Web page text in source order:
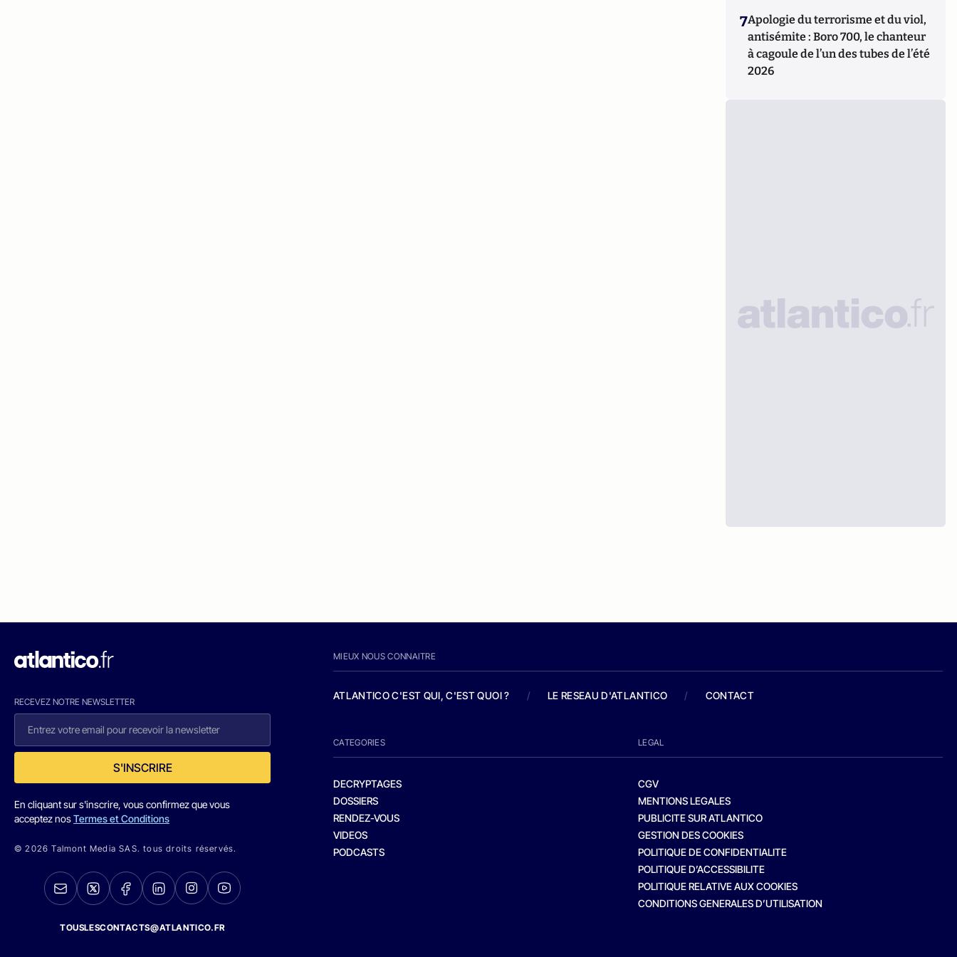
7Apologie du terrorisme et du viol,
antisémite : Boro 700, le chanteur
à cagoule de l’un des tubes de l’été
2026
RECEVEZ NOTRE NEWSLETTER
S'INSCRIRE
En cliquant sur s'inscrire, vous confirmez que vous
acceptez nosTermes et Conditions
© 2026 Talmont Media SAS. tous droits réservés.
TOUSLESCONTACTS@ATLANTICO.FR
MIEUX NOUS CONNAITRE
ATLANTICO C'EST QUI, C'EST QUOI ? / LE RESEAU D'ATLANTICO / CONTACT
CATEGORIES
DECRYPTAGES
DOSSIERS
RENDEZ-VOUS
VIDEOS
PODCASTS
LEGAL
CGV
MENTIONS LEGALES
PUBLICITE SUR ATLANTICO
GESTION DES COOKIES
POLITIQUE DE CONFIDENTIALITE
POLITIQUE D’ACCESSIBILITE
POLITIQUE RELATIVE AUX COOKIES
CONDITIONS GENERALES D’UTILISATION